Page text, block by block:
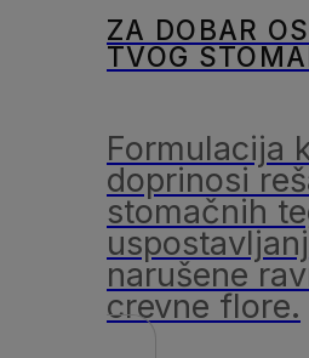
ZA DOBAR
TVOG
Formulacija
doprinosi
stomačnih
narušene
crevne flore.